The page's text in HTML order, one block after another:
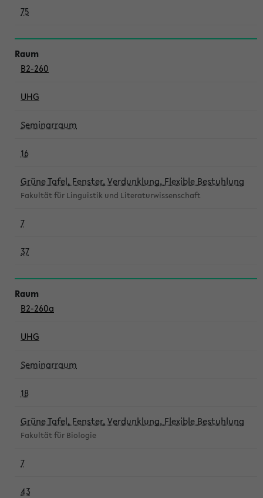
75
B2-260
UHG
Seminarraum
16
Grüne Tafel, Fenster, Verdunklung, Flexible Bestuhlung
Fakultät für Linguistik und Literaturwissenschaft
7
37
B2-260a
UHG
Seminarraum
18
Grüne Tafel, Fenster, Verdunklung, Flexible Bestuhlung
Fakultät für Biologie
7
43